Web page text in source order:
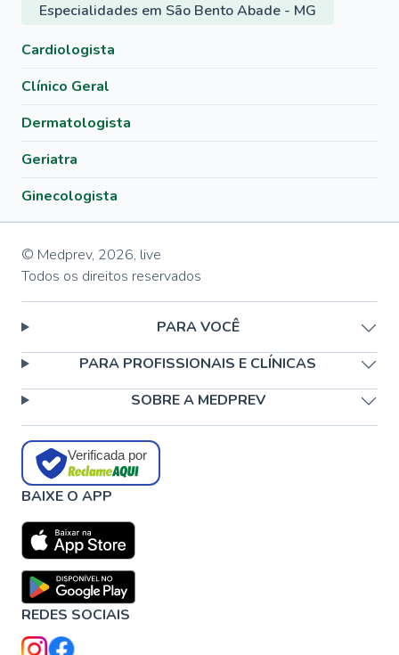
Especialidades em São Bento Abade - MG
Cardiologista
Clínico Geral
Dermatologista
Geriatra
Ginecologista
© Medprev, 2026, live
Todos os direitos reservados
PARA VOCÊ
PARA PROFISSIONAIS E CLÍNICAS
SOBRE A MEDPREV
Verificada por
BAIXE O APP
REDES SOCIAIS